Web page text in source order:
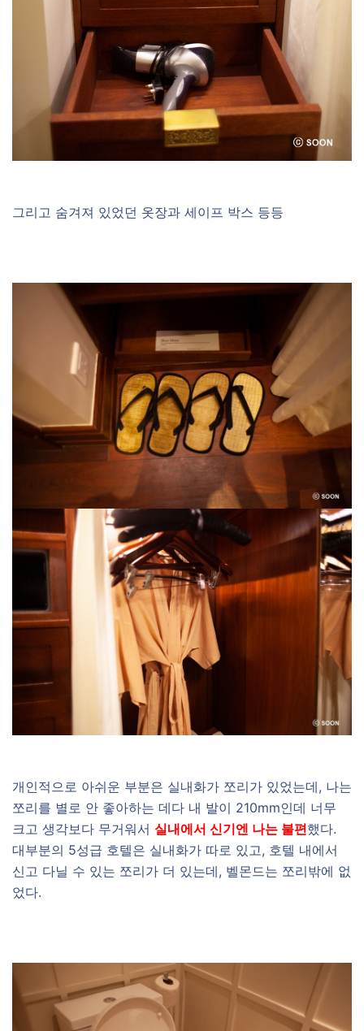
그리고 숨겨져 있었던 옷장과 세이프 박스 등등
개인적으로 아쉬운 부분은 실내화가 쪼리가 있었는데, 나는
쪼리를 별로 안 좋아하는 데다 내 발이 210mm인데 너무
크고 생각보다 무거워서 실내에서 신기엔 나는 불편했다.
대부분의 5성급 호텔은 실내화가 따로 있고, 호텔 내에서
신고 다닐 수 있는 쪼리가 더 있는데, 벨몬드는 쪼리밖에 없
었다.